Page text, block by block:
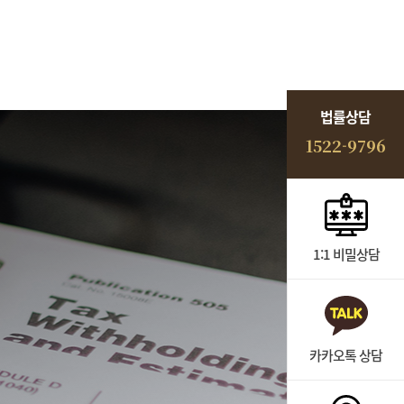
법률상담
1522-9796
1:1 비밀상담
카카오톡 상담